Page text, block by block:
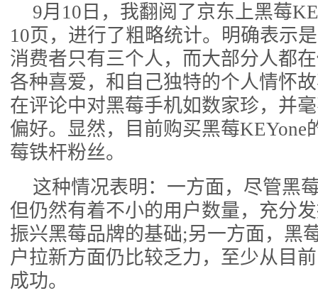
9月10日，我翻阅了京东上黑莓
10页，进行了粗略统计。明确表示
消费者只有三个人，而大部分人都
各种喜爱，和自己独特的个人情怀
在评论中对黑莓手机如数家珍，并
偏好。显然，目前购买黑莓KEYone
莓铁杆粉丝。
这种情况表明：一方面，尽管黑
但仍然有着不小的用户数量，充分
振兴黑莓品牌的基础;另一方面，黑
户拉新方面仍比较乏力，至少从目
成功。